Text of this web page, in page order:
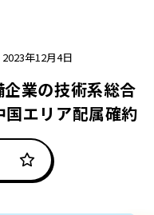
年12月4日
業の技術系総合
エリア配属確約